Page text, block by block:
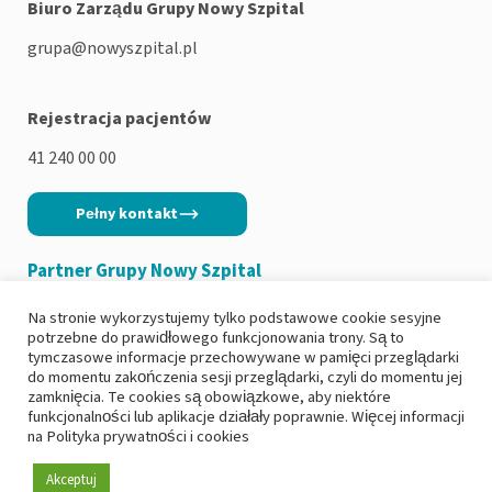
Biuro Zarządu Grupy Nowy Szpital
grupa@nowyszpital.pl
Rejestracja pacjentów
41 240 00 00
Pełny kontakt
Partner Grupy Nowy Szpital
Copyright 2026 |Polityka prywatności
Deklaracja dostępności
Ochrona danych osobowych i RODO
Na stronie wykorzystujemy tylko podstawowe cookie sesyjne
potrzebne do prawidłowego funkcjonowania trony. Są to
tymczasowe informacje przechowywane w pamięci przeglądarki
do momentu zakończenia sesji przeglądarki, czyli do momentu jej
zamknięcia. Te cookies są obowiązkowe, aby niektóre
funkcjonalności lub aplikacje działały poprawnie. Więcej informacji
na Polityka prywatności i cookies
Akceptuj